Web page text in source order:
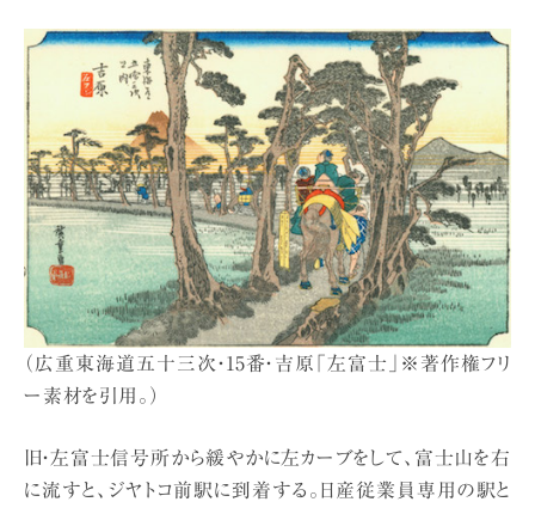
（広重東海道五十三次・15番・吉原「左富士」※著作権フリ
ー素材を引用。）
旧・左富士信号所から緩やかに左カーブをして、富士山を右
に流すと、ジヤトコ前駅に到着する。日産従業員専用の駅と